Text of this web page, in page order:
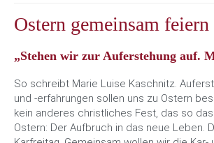
Übernachten
Tagen & Feiern
Veranstaltungen
Führungen
Ostern gemeinsam feiern
„Stehen wir zur Auferstehung auf.
So schreibt Marie Luise Kaschnitz.
und -erfahrungen sollen uns zu Ostern
kein anderes christliches Fest, das so
Ostern: Der Aufbruch in das neue Leben.